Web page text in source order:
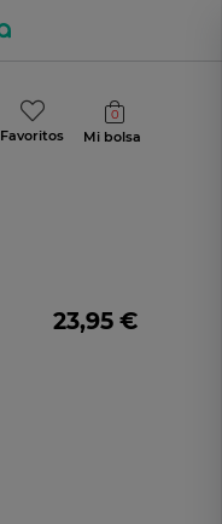
Favoritos
0
Mi bolsa
23,95 €